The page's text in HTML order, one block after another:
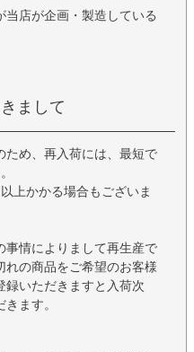
店が企画・製造している
まして
ため、再入荷には、最短で
上かかる場合もございま
事情によりまして再生産で
れの商品をご希望のお客様
録いただきますと入荷次
ます。